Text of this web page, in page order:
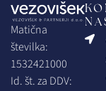
Matična
številka:
1532421000
Id. št. za DDV: